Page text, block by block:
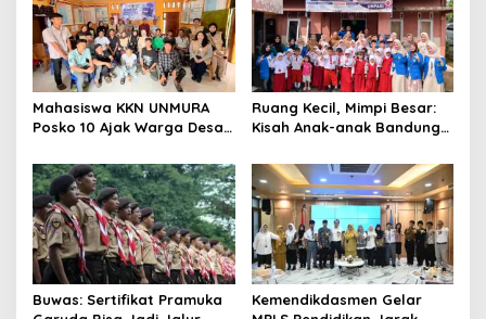
Mahasiswa KKN UNMURA
Posko 10 Ajak Warga Desa
Digital
Ruang Kecil, Mimpi Besar:
Kisah Anak-anak Bandung
Lewat Literasi
Buwas: Sertifikat Pramuka
Kemendikdasmen Gelar